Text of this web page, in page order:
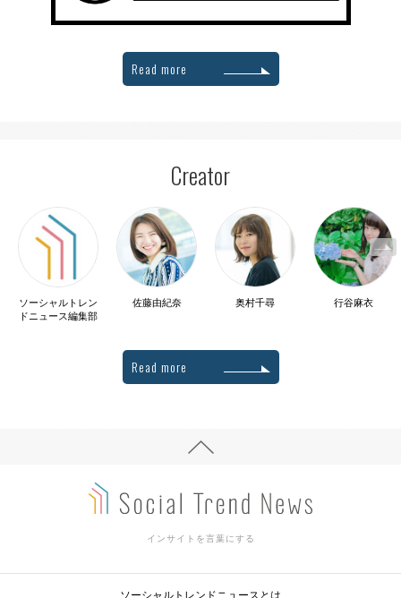
Read more
Creator
ソーシャルトレン
ドニュース編集部
佐藤由紀奈 奥村千尋 行谷麻衣
Read more
インサイトを言葉にする
ソーシャルトレンドニュースとは